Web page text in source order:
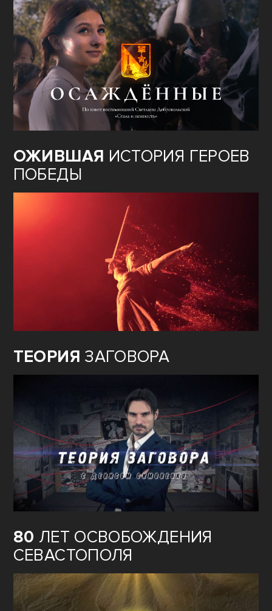
ОЖИВШАЯ ИСТОРИЯ ГЕРОЕВ
ПОБЕДЫ
ТЕОРИЯ ЗАГОВОРА
80 ЛЕТ ОСВОБОЖДЕНИЯ
СЕВАСТОПОЛЯ